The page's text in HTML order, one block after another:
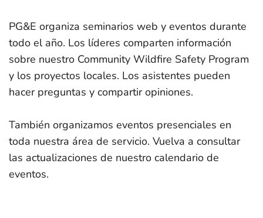
PG&E organiza seminarios web y eventos durante
todo el año. Los líderes comparten información
sobre nuestro Community Wildfire Safety Program
y los proyectos locales. Los asistentes pueden
hacer preguntas y compartir opiniones.
También organizamos eventos presenciales en
toda nuestra área de servicio. Vuelva a consultar
las actualizaciones de nuestro calendario de
eventos.